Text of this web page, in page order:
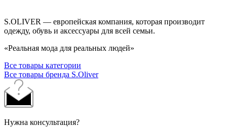
S.OLIVER — европейская компания, которая производит
одежду, обувь и аксессуары для всей семьи.
«Реальная мода для реальных людей»
Все товары категории
Все товары бренда S.Oliver
Нужна консультация?